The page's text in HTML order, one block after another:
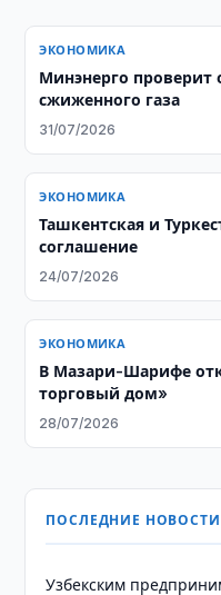
ЭКОНОМИКА
Минэнерго проверит
сжиженного газа
31/07/2026
ЭКОНОМИКА
Ташкентская и
соглашение
24/07/2026
ЭКОНОМИКА
В Мазари-Шарифе
торговый дом»
28/07/2026
ПОСЛЕДНИЕ НОВОСТИ
Узбекским